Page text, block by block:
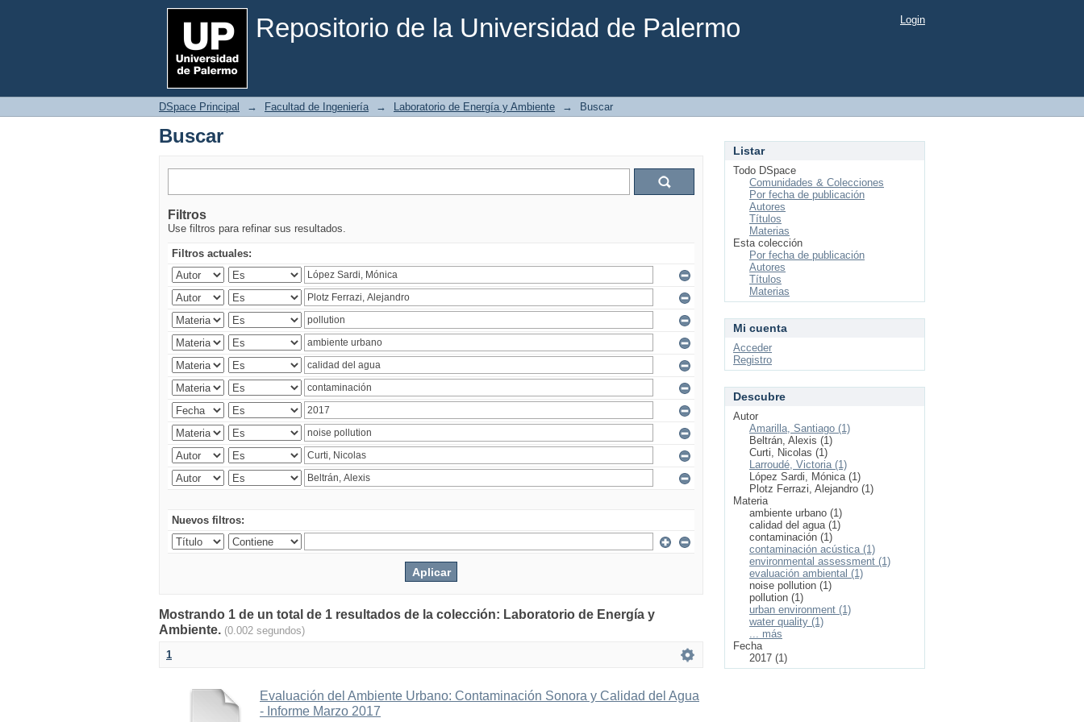
Repositorio de la Universidad de Palermo
Buscar Login
DSpace Principal → Facultad de Ingeniería → Laboratorio de Energía y Ambiente → Buscar
Buscar
Filtros
Use filtros para refinar sus resultados.
Filtros actuales:
Nuevos filtros:
Mostrando 1 de un total de 1 resultados de la colección: Laboratorio de Energía y
Ambiente. (0.002 segundos)
1
Evaluación del Ambiente Urbano: Contaminación Sonora y Calidad del Agua
- Informe Marzo 2017
Listar
Todo DSpace
Comunidades & Colecciones
Por fecha de publicación
Autores
Títulos
Materias
Esta colección
Por fecha de publicación
Autores
Títulos
Materias
Mi cuenta
Acceder
Registro
Descubre
Autor
Amarilla, Santiago (1)
Beltrán, Alexis (1)
Curti, Nicolas (1)
Larroudé, Victoria (1)
López Sardi, Mónica (1)
Plotz Ferrazi, Alejandro (1)
Materia
ambiente urbano (1)
calidad del agua (1)
contaminación (1)
contaminación acústica (1)
environmental assessment (1)
evaluación ambiental (1)
noise pollution (1)
pollution (1)
urban environment (1)
water quality (1)
... más
Fecha
2017 (1)